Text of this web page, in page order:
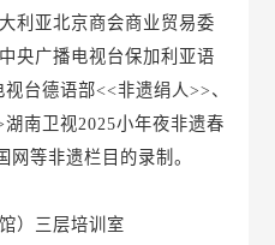
利亚北京商会商业贸易委
央广播电视台保加利亚语
台德语部<<非遗绢人>>、
南卫视2025小年夜非遗春
网等非遗栏目的录制。
）三层培训室